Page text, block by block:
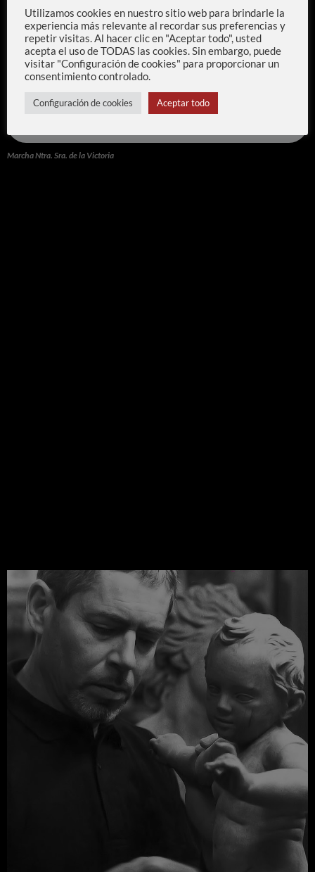
Marcha Ntra. Sra. de la Victoria
Utilizamos cookies en nuestro sitio web para brindarle la
experiencia más relevante al recordar sus preferencias y
repetir visitas. Al hacer clic en "Aceptar todo", usted
acepta el uso de TODAS las cookies. Sin embargo, puede
visitar "Configuración de cookies" para proporcionar un
consentimiento controlado.
Configuración de cookies Aceptar todo